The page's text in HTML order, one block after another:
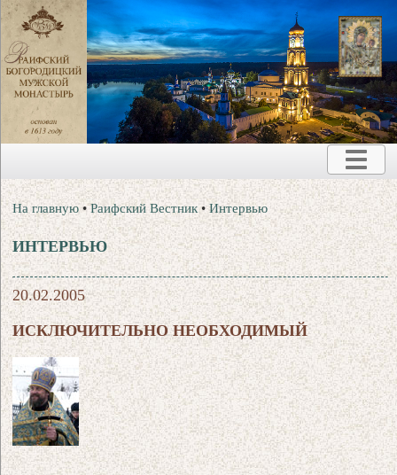
На главную •Раифский Вестник •Интервью
ИНТЕРВЬЮ
20.02.2005
ИСКЛЮЧИТЕЛЬНО НЕОБХОДИМЫЙ